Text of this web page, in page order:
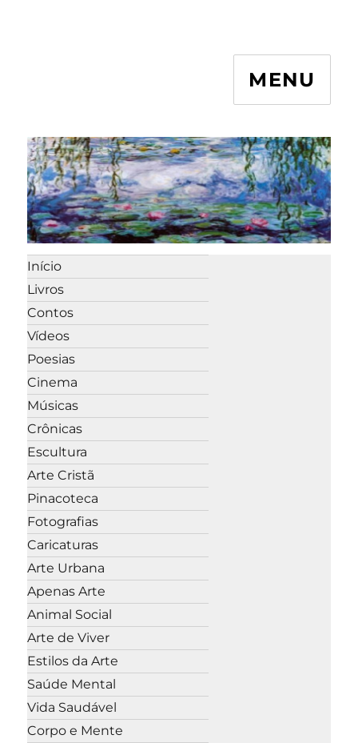
MENU
Início
Livros
Contos
Vídeos
Poesias
Cinema
Músicas
Crônicas
Escultura
Arte Cristã
Pinacoteca
Fotografias
Caricaturas
Arte Urbana
Apenas Arte
Animal Social
Arte de Viver
Estilos da Arte
Saúde Mental
Vida Saudável
Corpo e Mente